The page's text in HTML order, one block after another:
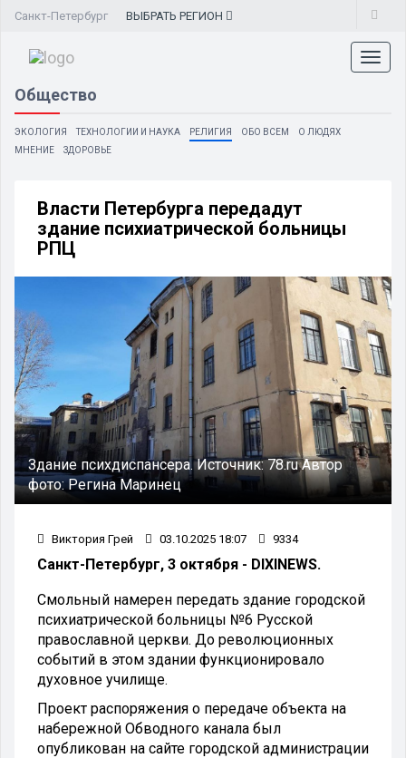
Санкт-Петербург ВЫБРАТЬ РЕГИОН
Общество
ЭКОЛОГИЯ ТЕХНОЛОГИИ И НАУКА РЕЛИГИЯ ОБО ВСЕМ
О ЛЮДЯХ
МНЕНИЕ
ЗДОРОВЬЕ
Власти Петербурга передадут
здание психиатрической больницы
РПЦ
Здание психдиспансера.Источник:78.ruАвтор
фото:Регина Маринец
Виктория Грей 03.10.2025 18:07 9334
Санкт-Петербург, 3 октября - DIXINEWS.
Смольный намерен передать здание городской
психиатрической больницы №6 Русской
православной церкви. До революционных
событий в этом здании функционировало
духовное училище.
Проект распоряжения о передаче объекта на
набережной Обводного канала был
опубликован на сайте городской администрации